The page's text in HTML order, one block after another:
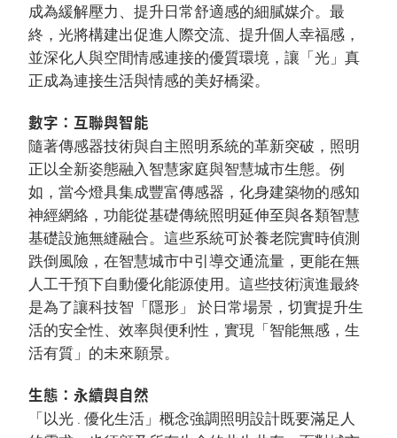
成為緩解壓力、提升日常舒適感的細膩媒介。最
終，光將構建出促進人際交流、提升個人幸福感，
並深化人與空間情感連接的優質環境，讓「光」真
正成為連接生活與情感的美好橋梁。
數字：互聯與智能
隨著傳感器技術與自主照明系統的革新突破，照明
正以全新姿態融入智慧家庭與智慧城市生態。例
如，當今燈具集成豐富傳感器，化身建築物的感知
神經網絡，功能從基礎傳統照明延伸至與各類智慧
基礎設施無縫融合。這些系統可於養老院實時偵測
跌倒風險，在智慧城市中引導交通流量，更能在無
人工干預下自動優化能源使用。這些技術演進最終
是為了讓科技智「隱形」 於日常場景，切實提升生
活的安全性、效率與便利性，實現「智能無感，生
活有質」的未來願景。
生態：永續與自然
「以光 . 優化生活」概念強調照明設計既要滿足人